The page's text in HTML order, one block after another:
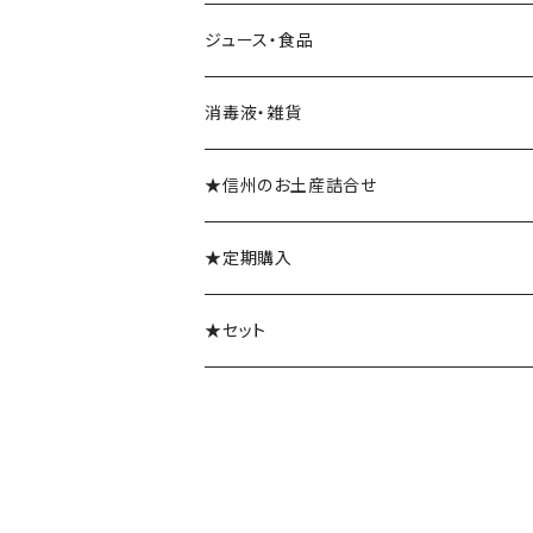
梅酒
ジュース・食品
消毒液・雑貨
★信州のお土産詰合せ
★定期購入
★セット